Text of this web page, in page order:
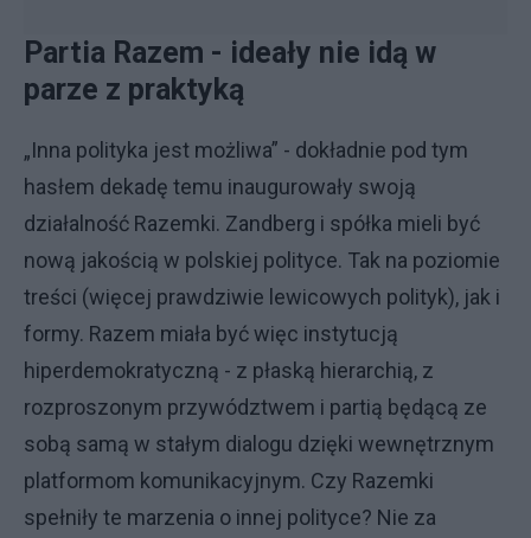
Partia Razem - ideały nie idą w
parze z praktyką
„Inna polityka jest możliwa” - dokładnie pod tym
hasłem dekadę temu inaugurowały swoją
działalność Razemki. Zandberg i spółka mieli być
nową jakością w polskiej polityce. Tak na poziomie
treści (więcej prawdziwie lewicowych polityk), jak i
formy. Razem miała być więc instytucją
hiperdemokratyczną - z płaską hierarchią, z
rozproszonym przywództwem i partią będącą ze
sobą samą w stałym dialogu dzięki wewnętrznym
platformom komunikacyjnym. Czy Razemki
spełniły te marzenia o innej polityce? Nie za